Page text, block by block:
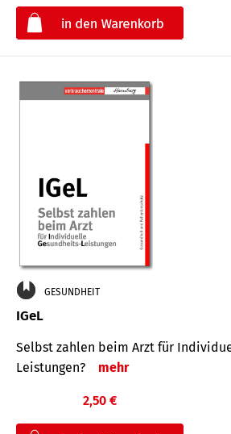
GESUNDHEIT
IGeL
Selbst zahlen beim Arzt für
Leis­tungen?
mehr
2,50 €